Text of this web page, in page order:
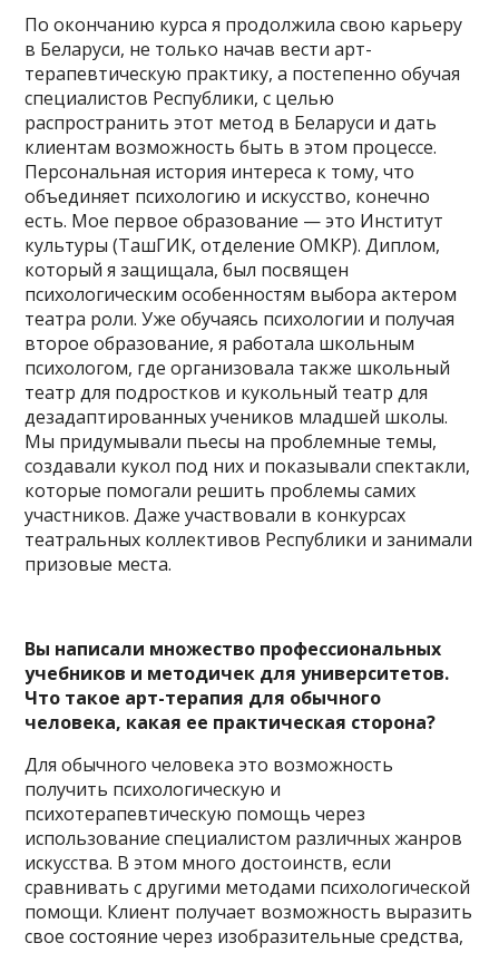
По окончанию курса я продолжила свою карьеру
в Беларуси, не только начав вести арт-
терапевтическую практику, а постепенно обучая
специалистов Республики, с целью
распространить этот метод в Беларуси и дать
клиентам возможность быть в этом процессе.
Персональная история интереса к тому, что
объединяет психологию и искусство, конечно
есть. Мое первое образование — это Институт
культуры (ТашГИК, отделение ОМКР). Диплом,
который я защищала, был посвящен
психологическим особенностям выбора актером
театра роли. Уже обучаясь психологии и получая
второе образование, я работала школьным
психологом, где организовала также школьный
театр для подростков и кукольный театр для
дезадаптированных учеников младшей школы.
Мы придумывали пьесы на проблемные темы,
создавали кукол под них и показывали спектакли,
которые помогали решить проблемы самих
участников. Даже участвовали в конкурсах
театральных коллективов Республики и занимали
призовые места.
Вы написали множество профессиональных
учебников и методичек для университетов.
Что такое арт-терапия для обычного
человека, какая ее практическая сторона?
Для обычного человека это возможность
получить психологическую и
психотерапевтическую помощь через
использование специалистом различных жанров
искусства. В этом много достоинств, если
сравнивать с другими методами психологической
помощи. Клиент получает возможность выразить
свое состояние через изобразительные средства,